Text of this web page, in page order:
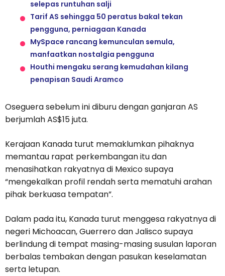
selepas runtuhan salji
Tarif AS sehingga 50 peratus bakal tekan
pengguna, perniagaan Kanada
MySpace rancang kemunculan semula,
manfaatkan nostalgia pengguna
Houthi mengaku serang kemudahan kilang
penapisan Saudi Aramco
Oseguera sebelum ini diburu dengan ganjaran AS
berjumlah AS$15 juta.
Kerajaan Kanada turut memaklumkan pihaknya
memantau rapat perkembangan itu dan
menasihatkan rakyatnya di Mexico supaya
“mengekalkan profil rendah serta mematuhi arahan
pihak berkuasa tempatan”.
Dalam pada itu, Kanada turut menggesa rakyatnya di
negeri Michoacan, Guerrero dan Jalisco supaya
berlindung di tempat masing-masing susulan laporan
berbalas tembakan dengan pasukan keselamatan
serta letupan.